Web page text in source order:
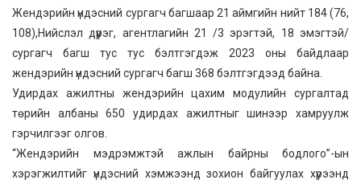
Жендэрийн үндэсний сургагч багшаар 21 аймгийн нийт 184 (76,
108),Нийслэл дүүрэг, агентлагийн 21 /3 эрэгтэй, 18 эмэгтэй/
сургагч багш тус тус бэлтгэгдэж 2023 оны байдлаар
жендэрийн үндэсний сургагч багш 368 бэлтгэгдээд байна.
Удирдах ажилтны жендэрийн цахим модулийн сургалтад
төрийн албаны 650 удирдах ажилтныг шинээр хамруулж
гэрчилгээг олгов.
“Жендэрийн мэдрэмжтэй ажлын байрны бодлого”-ын
хэрэгжилтийг үндэсний хэмжээнд зохион байгуулах хүрээнд